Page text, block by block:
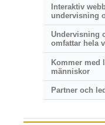
Interaktiv
undervisning
Undervisning
omfattar hela
Kommer
människor
Partner och